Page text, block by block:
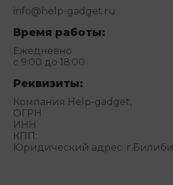
info@help-gadget.ru
Время работы:
Ежедневно
с 9:00 до 18:00
Реквизиты:
Компания Help-gadget,
ОГРН
ИНН
КПП:
Юридический адрес: